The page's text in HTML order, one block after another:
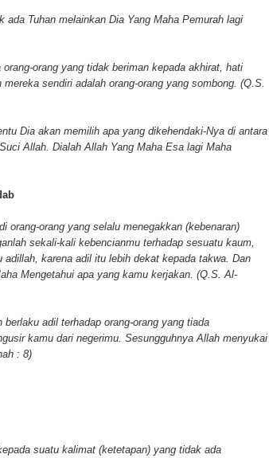
ada Tuhan melainkan Dia Yang Maha Pemurah lagi
orang yang tidak beriman kepada akhirat, hati
sendiri adalah orang-orang yang sombong. (Q.S.
Dia akan memilih apa yang dikehendaki-Nya di antara
Allah. Dialah Allah Yang Maha Esa lagi Maha
orang-orang yang selalu menegakkan (kebenaran)
sekali-kali kebencianmu terhadap sesuatu kaum,
karena adil itu lebih dekat kepada takwa. Dan
Mengetahui apa yang kamu kerjakan. (Q.S. Al-
adil terhadap orang-orang yang tiada
kamu dari negerimu. Sesungguhnya Allah menyukai
: 8)
suatu kalimat (ketetapan) yang tidak ada